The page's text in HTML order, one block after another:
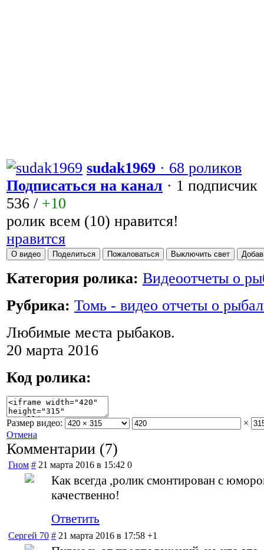
sudak1969 · 68 роликов
Подписаться на канал · 1 подписчик
536 / +10
ролик всем (10) нравится!
нравится
О видео Поделиться Пожаловаться Выключить свет
Категория ролика: Видеоотчеты о
Рубрика: Томь - видео отчеты о
Любимые места рыбаков.
20 марта 2016
Код ролика:
Размер видео:
×
Отмена
Комментарии (7)
Гном # 21 марта 2016 в 15:42 0
Как всегда ,ролик смонтирован с
качественно!
Ответить
Сергей 70 # 21 марта 2016 в 17:58 +1